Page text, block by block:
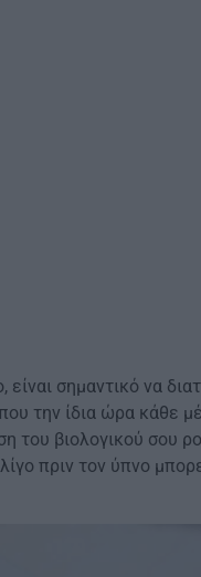
είναι σημαντικό να
την ίδια ώρα κάθε
του βιολογικού σου
πριν τον ύπνο